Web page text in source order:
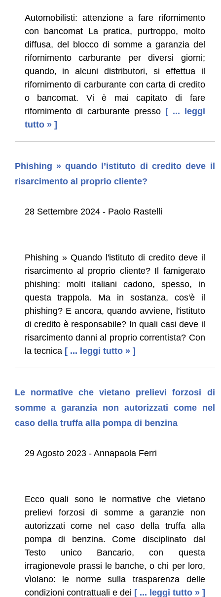
Automobilisti: attenzione a fare rifornimento
con bancomat La pratica, purtroppo, molto
diffusa, del blocco di somme a garanzia del
rifornimento carburante per diversi giorni;
quando, in alcuni distributori, si effettua il
rifornimento di carburante con carta di credito
o bancomat. Vi è mai capitato di fare
rifornimento di carburante presso [ ... leggi
tutto » ]
Phishing » quando l’istituto di credito deve il
risarcimento al proprio cliente?
28 Settembre 2024 - Paolo Rastelli
Phishing » Quando l'istituto di credito deve il
risarcimento al proprio cliente? Il famigerato
phishing: molti italiani cadono, spesso, in
questa trappola. Ma in sostanza, cos'è il
phishing? E ancora, quando avviene, l'istituto
di credito è responsabile? In quali casi deve il
risarcimento danni al proprio correntista? Con
la tecnica [ ... leggi tutto » ]
Le normative che vietano prelievi forzosi di
somme a garanzia non autorizzati come nel
caso della truffa alla pompa di benzina
29 Agosto 2023 - Annapaola Ferri
Ecco quali sono le normative che vietano
prelievi forzosi di somme a garanzie non
autorizzati come nel caso della truffa alla
pompa di benzina. Come disciplinato dal
Testo unico Bancario, con questa
irragionevole prassi le banche, o chi per loro,
vìolano: le norme sulla trasparenza delle
condizioni contrattuali e dei [ ... leggi tutto » ]